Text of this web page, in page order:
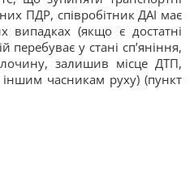
ПДР, співробітник ДАІ має
(якщо є достатні
перебуває у стані сп’яніння,
залишив місце ДТП,
іншим часникам руху) (пункт